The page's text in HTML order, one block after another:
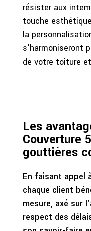
résister aux
touche
la
s’harmoniseront
de votre toiture
Les
Couverture
gouttières
En faisant appel
chaque client
mesure, axé sur
respect des